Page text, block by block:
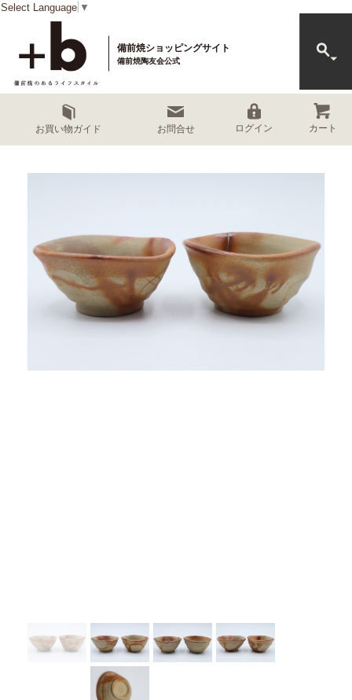
Select Language ▼
備前焼ショッピングサイト
備前焼陶友会公式
お買い物ガイド お問合せ ログイン カート